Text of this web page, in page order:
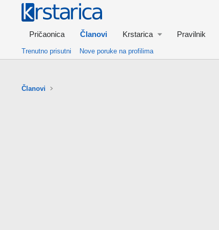
Pričaonica Članovi Krstarica Pravilnik
Trenutno prisutni Nove poruke na profilima
Članovi